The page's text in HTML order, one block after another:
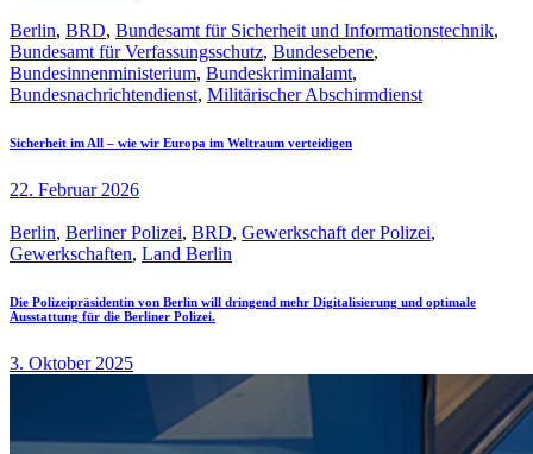
Berlin, BRD, Bundesamt für Sicherheit und Informationstechnik,
Bundesamt für Verfassungsschutz, Bundesebene,
Bundesinnenministerium, Bundeskriminalamt,
Bundesnachrichtendienst, Militärischer Abschirmdienst
Sicherheit im All – wie wir Europa im Weltraum verteidigen
22. Februar 2026
Berlin, Berliner Polizei, BRD, Gewerkschaft der Polizei,
Gewerkschaften, Land Berlin
Die Polizeipräsidentin von Berlin will dringend mehr Digitalisierung und optimale
Ausstattung für die Berliner Polizei.
3. Oktober 2025